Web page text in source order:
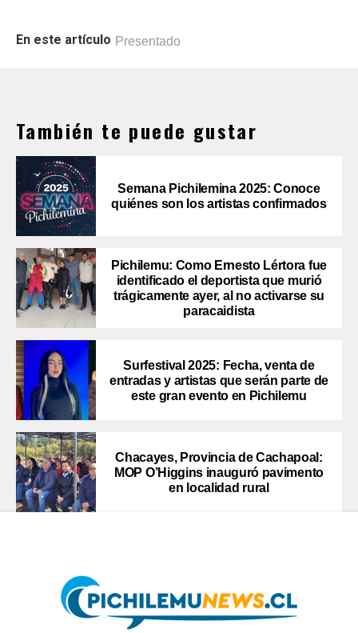
En este artículo Presentado
También te puede gustar
Semana Pichilemina 2025: Conoce
quiénes son los artistas confirmados
Pichilemu: Como Ernesto Lértora fue
identificado el deportista que murió
trágicamente ayer, al no activarse su
paracaidista
Surfestival 2025: Fecha, venta de
entradas y artistas que serán parte de
este gran evento en Pichilemu
Chacayes, Provincia de Cachapoal:
MOP O’Higgins inauguró pavimento
en localidad rural